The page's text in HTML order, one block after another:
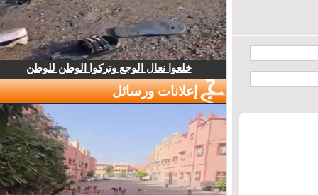
خلعوا نعال الوجع وتركوا الوطن للوطن
إعلانات ورسائل